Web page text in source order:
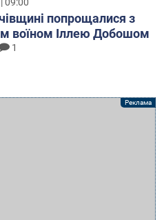
попрощалися з
воїном Іллею Добошом
1